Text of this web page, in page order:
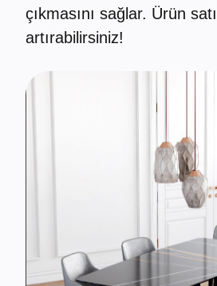
çıkmasını sağlar. Ürün
artırabilirsiniz!